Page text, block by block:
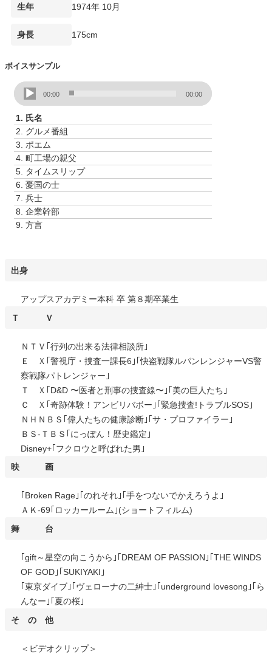
生年 1974年 10月
身長 175cm
ボイスサンプル
音
声
プ
レ
ー
ヤ
ー
00:00 00:00
1. 氏名
2. グルメ番組
3. ポエム
4. 町工場の親父
5. タイムスリップ
6. 憂国の士
7. 兵士
8. 企業幹部
9. 方言
出身
アップスアカデミー本科 卒 第８期卒業生
Ｔ Ｖ
ＮＴＶ｢行列の出来る法律相談所｣
Ｅ Ｘ｢警視庁・捜査一課長6｣｢快盗戦隊ルパンレンジャーVS警
察戦隊パトレンジャー｣
Ｔ Ｘ｢D&D 〜医者と刑事の捜査線〜｣｢美の巨人たち｣
Ｃ Ｘ｢奇跡体験！アンビリバボー｣｢緊急捜査!トラブルSOS｣
ＮＨＮＢＳ｢偉人たちの健康診断｣｢サ・プロファイラー｣
ＢＳ-ＴＢＳ｢にっぽん！歴史鑑定｣
Disney+｢フクロウと呼ばれた男｣
映 画
｢Broken Rage｣｢のれそれ｣｢手をつないでかえろうよ｣
ＡＫ-69｢ロッカールーム｣(ショートフィルム)
舞 台
｢gift～星空の向こうから｣｢DREAM OF PASSION｣｢THE WINDS
OF GOD｣｢SUKIYAKI｣
｢東京ダイブ｣｢ヴェローナの二紳士｣｢underground lovesong｣｢ら
んなー｣｢夏の桜｣
そ の 他
＜ビデオクリップ＞